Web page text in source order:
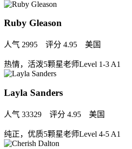
Ruby Gleason
人气 2995 评分 4.95 美国
热情，活泼5颗星老师Level 1-3 A1
Layla Sanders
人气 33329 评分 4.95 美国
纯正，优质5颗星老师Level 4-5 A1